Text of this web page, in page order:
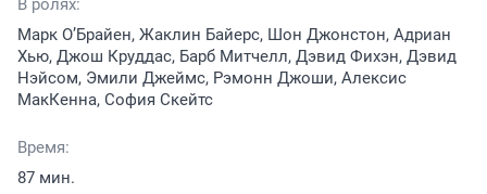
В ролях:
Марк О’Брайен, Жаклин Байерс, Шон Джонстон, Адриан
Хью, Джош Круддас, Барб Митчелл, Дэвид Фихэн, Дэвид
Нэйсом, Эмили Джеймс, Рэмонн Джоши, Алексис
МакКенна, София Скейтс
Время:
87 мин.